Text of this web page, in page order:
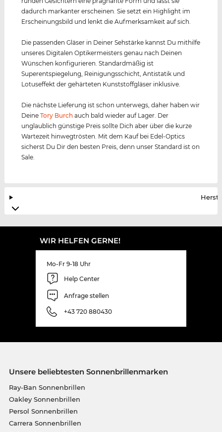
dadurch markanter erscheinen. Sie setzt ein Highlight im
Erscheinungsbild und lenkt die Aufmerksamkeit auf sich.
Die passenden Gläser in Deiner Sehstärke kannst Du mithilfe
unseres Digitalen Optikermeisters genau nach Deinen
Wünschen konfigurieren. Standardmäßig ist
Superentspiegelung, Reinigungsschicht, Antistatik und
Lotuseffekt der gehärteten Kunststoffgläser inklusive.
Die nächste Lieferung ist schon unterwegs, daher haben wir
DeineTory Burch auch bald wieder auf Lager. Der
unglaublich günstige Preis sollte Dich aber über die kurze
Wartezeit hinwegtrösten. Mit dem Kauf bei Edel-Optics
sicherst Du Dir den besten Preis, denn unser Standard ist on
Sale.
WIR HELFEN GERNE!
Mo-Fr 9-18 Uhr
Help Center
Anfrage stellen
+43 720 880430
Unsere beliebtesten Sonnenbrillenmarken
Ray-Ban Sonnenbrillen
Oakley Sonnenbrillen
Persol Sonnenbrillen
Carrera Sonnenbrillen